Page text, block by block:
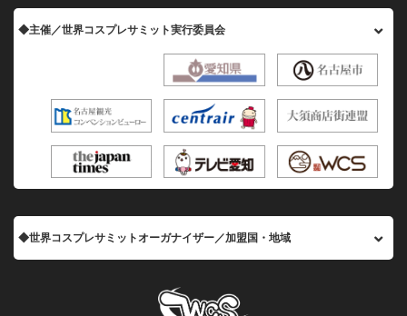
◆主催／世界コスプレサミット実行委員会
◆世界コスプレサミットオーガナイザー／加盟国・地域